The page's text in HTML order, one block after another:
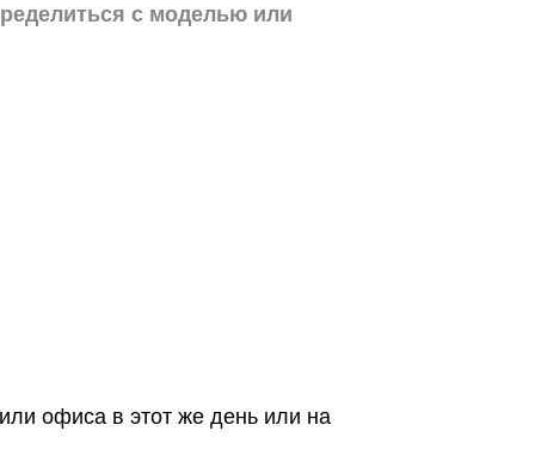
с моделью или
офиса в этот же день или на